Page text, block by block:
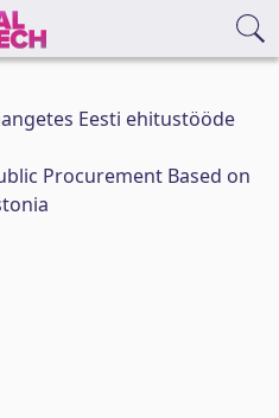
Eesti ehitustööde
Procurement Based on